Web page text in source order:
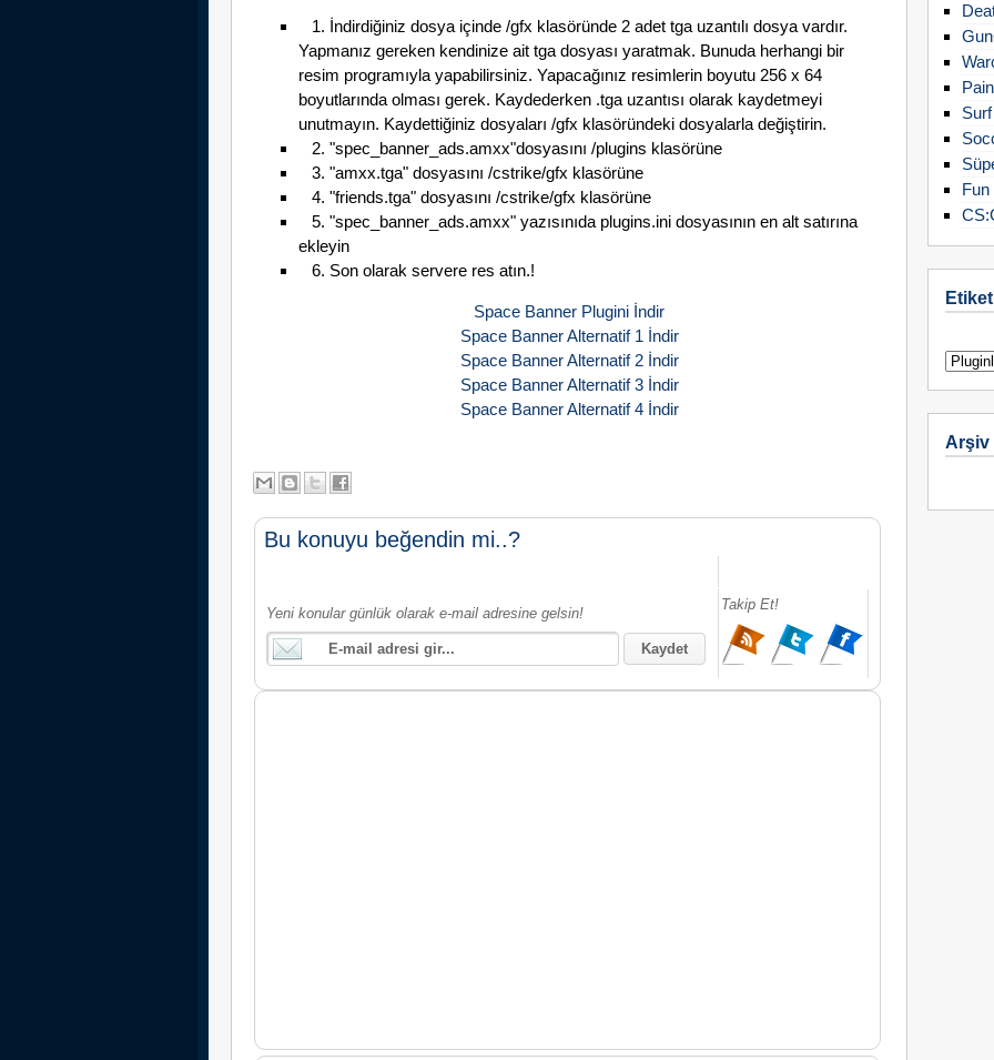
1. İndirdiğiniz dosya içinde /gfx klasöründe 2 adet tga uzantılı dosya vardır.
Yapmanız gereken kendinize ait tga dosyası yaratmak. Bunuda herhangi bir
resim programıyla yapabilirsiniz. Yapacağınız resimlerin boyutu 256 x 64
boyutlarında olması gerek. Kaydederken .tga uzantısı olarak kaydetmeyi
unutmayın. Kaydettiğiniz dosyaları /gfx klasöründeki dosyalarla değiştirin.
2. "spec_banner_ads.amxx"dosyasını /plugins klasörüne
3. "amxx.tga" dosyasını /cstrike/gfx klasörüne
4. "friends.tga" dosyasını /cstrike/gfx klasörüne
5. "spec_banner_ads.amxx" yazısınıda plugins.ini dosyasının en alt satırına
ekleyin
6. Son olarak servere res atın.!
Space Banner Plugini İndir
Space Banner Alternatif 1 İndir
Space Banner Alternatif 2 İndir
Space Banner Alternatif 3 İndir
Space Banner Alternatif 4 İndir
Bu konuyu beğendin mi..?
Yeni konular günlük olarak e-mail adresine gelsin!
Takip Et!
Arşiv